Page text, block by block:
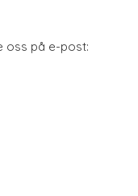
oss på e-post: